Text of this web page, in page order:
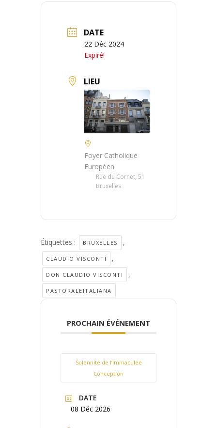
DATE
22 Déc 2024
Expiré!
LIEU
Foyer Catholique
Européen
Rue du Cornet, 51
Bruxelles
Étiquettes : BRUXELLES ,
CLAUDIO VISCONTI ,
DON CLAUDIO VISCONTI ,
PASTORALEITALIANA
PROCHAIN ÉVÉNEMENT
Solennité de l’Immaculée
Conception
DATE
08 Déc 2026